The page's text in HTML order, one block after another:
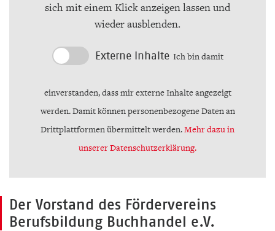
sich mit einem Klick anzeigen lassen und
wieder ausblenden.
Externe Inhalte Ich bin damit
einverstanden, dass mir externe Inhalte angezeigt
werden. Damit können personenbezogene Daten an
Drittplattformen übermittelt werden.Mehr dazu in
unserer Datenschutzerklärung.
Der Vorstand des Fördervereins
Berufsbildung Buchhandel e.V.